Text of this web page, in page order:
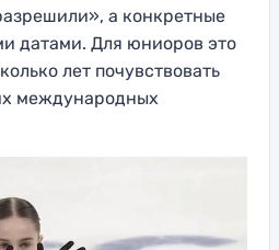
а конкретные
датами. Для юниоров это
лет почувствовать
международных